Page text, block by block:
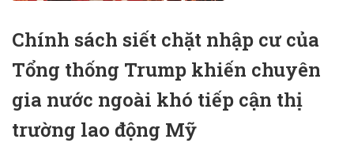
Chính sách siết chặt nhập cư của
Tổng thống Trump khiến chuyên
gia nước ngoài khó tiếp cận thị
trường lao động Mỹ